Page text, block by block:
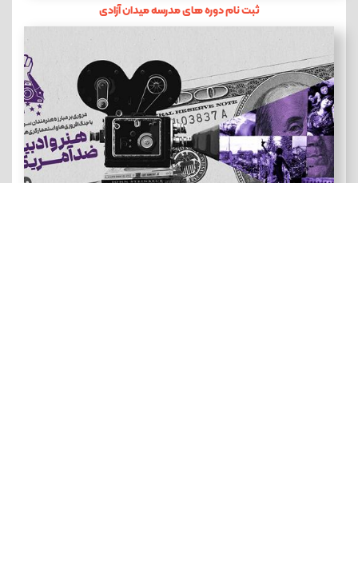
ثبت نام دوره های مدرسه میدان آزادی